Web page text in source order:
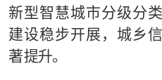
新型智慧城市分级分
建设稳步开展，城乡
著提升。